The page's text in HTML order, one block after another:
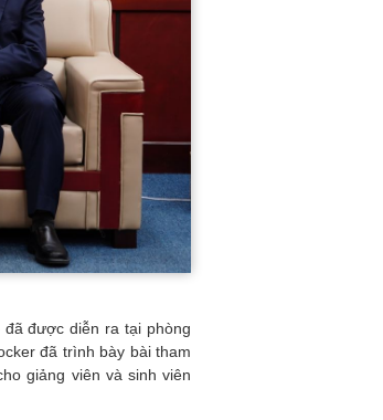
được diễn ra tại phòng
đã trình bày bài tham
giảng viên và sinh viên